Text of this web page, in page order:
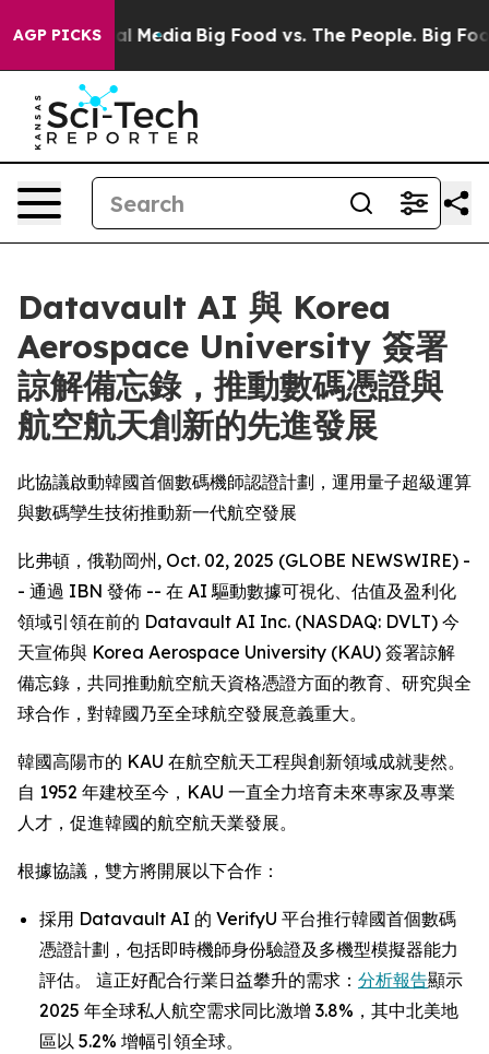
AGP PICKS
Social Media Big Food vs. The People. Big Food’s
Datavault AI 與 Korea
Aerospace University 簽署
諒解備忘錄，推動數碼憑證與
航空航天創新的先進發展
此協議啟動韓國首個數碼機師認證計劃，運用量子超級運算
與數碼孿生技術推動新一代航空發展
比弗頓，俄勒岡州, Oct. 02, 2025 (GLOBE NEWSWIRE) -
- 通過 IBN 發佈 -- 在 AI 驅動數據可視化、估值及盈利化
領域引領在前的 Datavault AI Inc. (NASDAQ: DVLT) 今
天宣佈與 Korea Aerospace University (KAU) 簽署諒解
備忘錄，共同推動航空航天資格憑證方面的教育、研究與全
球合作，對韓國乃至全球航空發展意義重大。
韓國高陽市的 KAU 在航空航天工程與創新領域成就斐然。
自 1952 年建校至今，KAU 一直全力培育未來專家及專業
人才，促進韓國的航空航天業發展。
根據協議，雙方將開展以下合作：
採用 Datavault AI 的 VerifyU 平台推行韓國首個數碼
憑證計劃，包括即時機師身份驗證及多機型模擬器能力
評估。 這正好配合行業日益攀升的需求： 分析報告顯示
2025 年全球私人航空需求同比激增 3.8%，其中北美地
區以 5.2% 增幅引領全球。